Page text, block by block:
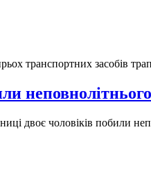
транспортних засобів
двоє чоловіків побили